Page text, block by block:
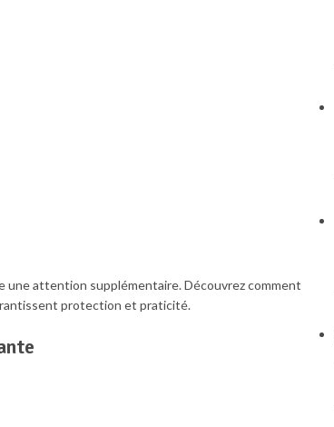
une attention supplémentaire. Découvrez comment
protection et praticité.